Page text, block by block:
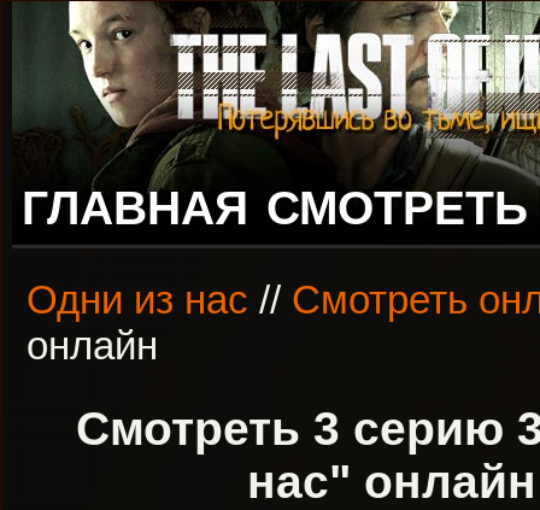
ГЛАВНАЯ
Одни из нас // Смотреть
онлайн
Смотреть 3 серию
нас"